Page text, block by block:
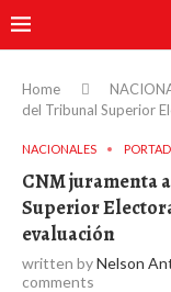
Home
del Tribunal Superior
NACIONALES
CNM juramenta
Superior
evaluación
written byNelson
comments